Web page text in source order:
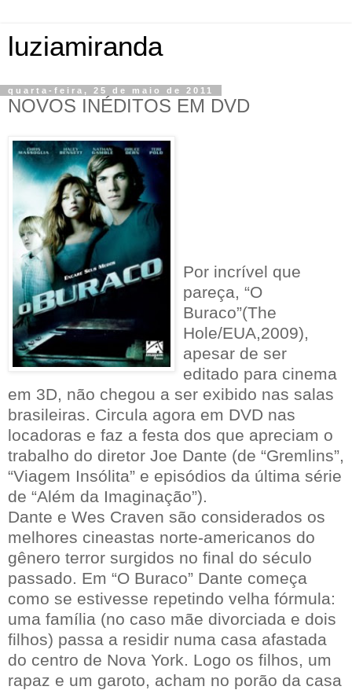
luziamiranda
quarta-feira, 25 de maio de 2011
NOVOS INÉDITOS EM DVD
Por incrível que
pareça, “O
Buraco”(The
Hole/EUA,2009),
apesar de ser
editado para cinema
em 3D, não chegou a ser exibido nas salas
brasileiras. Circula agora em DVD nas
locadoras e faz a festa dos que apreciam o
trabalho do diretor Joe Dante (de “Gremlins”,
“Viagem Insólita” e episódios da última série
de “Além da Imaginação”).
Dante e Wes Craven são considerados os
melhores cineastas norte-americanos do
gênero terror surgidos no final do século
passado. Em “O Buraco” Dante começa
como se estivesse repetindo velha fórmula:
uma família (no caso mãe divorciada e dois
filhos) passa a residir numa casa afastada
do centro de Nova York. Logo os filhos, um
rapaz e um garoto, acham no porão da casa